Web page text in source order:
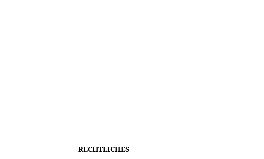
RECHTLICHES